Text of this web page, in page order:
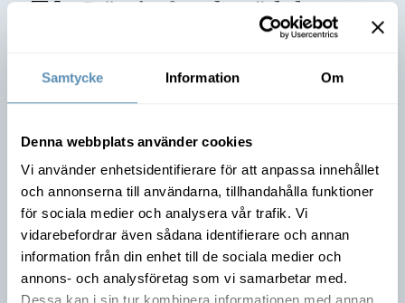
Samtycke Information Om
Denna webbplats använder cookies
Vi använder enhetsidentifierare för att anpassa innehållet
och annonserna till användarna, tillhandahålla funktioner
för sociala medier och analysera vår trafik. Vi
vidarebefordrar även sådana identifierare och annan
information från din enhet till de sociala medier och
annons- och analysföretag som vi samarbetar med.
Grönt i många bemärkelser
Grönt är skönt på många sätt. Att vi människor blir
stressad vardag kan så enkla saker som mycket
både sinne och själ. Givetvis tänker vi grönt i form
matstolar i återvunnen plast. Och om vi återvinner
allting i köket? Givetvis!
Frukost varje dag
på bästa sättet. Det vet vi. Därför kommer det
finnas frukost tillgänglig i köket till dig som
hyresgäst på Berga kontorshotell - varje dag. En